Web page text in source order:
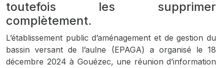
toutefois les supprimer
complètement.
L’établissement public d’aménagement et de gestion du
bassin versant de l’aulne (EPAGA) a organisé le 18
décembre 2024 à Gouézec, une réunion d’information